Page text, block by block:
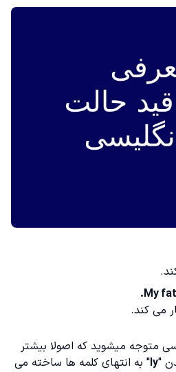
My
می کند.
متوجه میشوید که اصولا بیشتر
"
ly" به انتهای کلمه ها ساخته می